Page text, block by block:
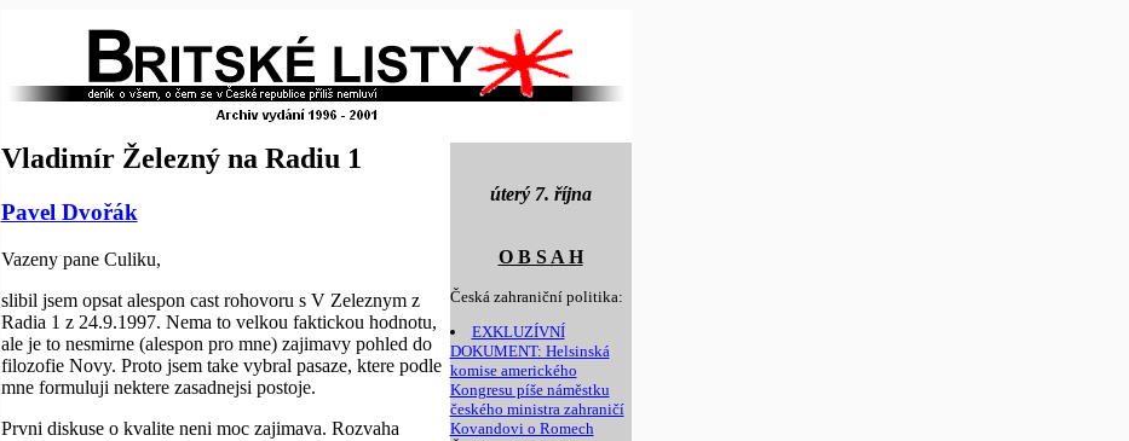
úterý 7. října
O B S A H
Česká zahraniční politika:
EXKLUZÍVNÍ
DOKUMENT: Helsinská
komise amerického
Kongresu píše náměstku
českého ministra zahraničí
Kovandovi o Romech
Vladimír Železný na Radiu 1
Pavel Dvořák
Vazeny pane Culiku,
slibil jsem opsat alespon cast rohovoru s V Zeleznym z
Radia 1 z 24.9.1997. Nema to velkou faktickou hodnotu,
ale je to nesmirne (alespon pro mne) zajimavy pohled do
filozofie Novy. Proto jsem take vybral pasaze, ktere podle
mne formuluji nektere zasadnejsi postoje.
Prvni diskuse o kvalite neni moc zajimava. Rozvaha